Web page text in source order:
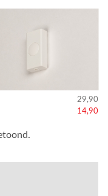
29,90
14,90